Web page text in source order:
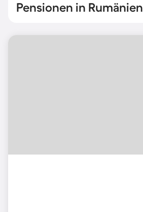
Pensionen in Rumänien